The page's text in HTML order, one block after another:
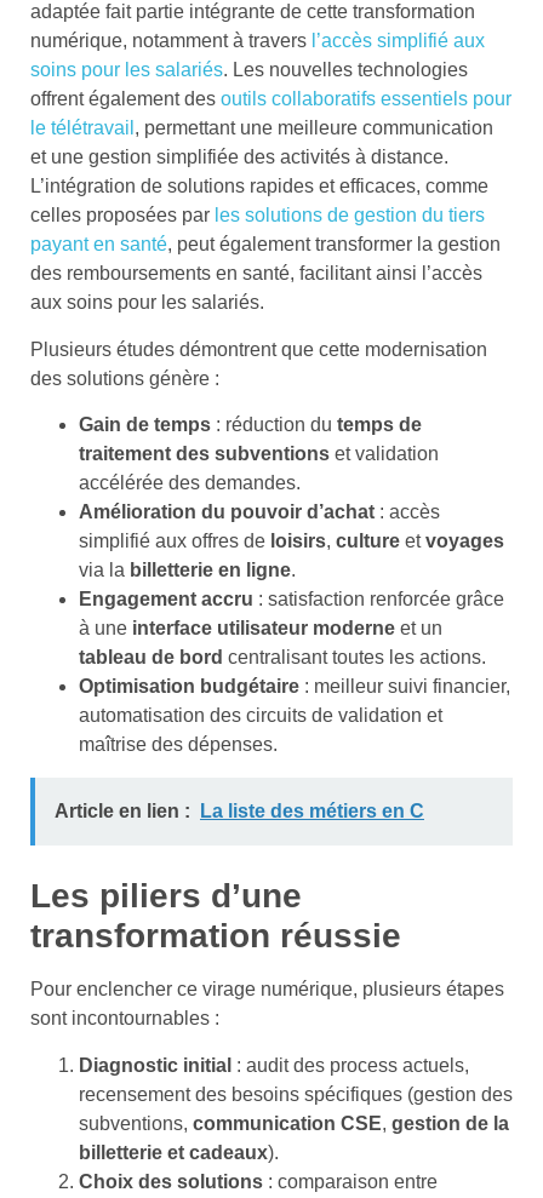
adaptée fait partie intégrante de cette transformation
numérique, notamment à travers l’accès simplifié aux
soins pour les salariés. Les nouvelles technologies
offrent également des outils collaboratifs essentiels pour
le télétravail , permettant une meilleure communication
et une gestion simplifiée des activités à distance.
L’intégration de solutions rapides et efficaces, comme
celles proposées par les solutions de gestion du tiers
payant en santé, peut également transformer la gestion
des remboursements en santé, facilitant ainsi l’accès
aux soins pour les salariés.
Plusieurs études démontrent que cette modernisation
des solutions génère :
Gain de temps : réduction du temps de
traitement des subventions et validation
accélérée des demandes.
Amélioration du pouvoir d’achat : accès
simplifié aux offres de loisirs, culture etvoyages
via la billetterie en ligne.
Engagement accru : satisfaction renforcée grâce
à une interface utilisateur moderne et un
tableau de bord centralisant toutes les actions.
Optimisation budgétaire : meilleur suivi financier,
automatisation des circuits de validation et
maîtrise des dépenses.
Article en lien : La liste des métiers en C
Les piliers d’une
transformation réussie
Pour enclencher ce virage numérique, plusieurs étapes
sont incontournables :
Diagnostic initial : audit des process actuels,
recensement des besoins spécifiques (gestion des
subventions, communication CSE, gestion de la
billetterie et cadeaux).
Choix des solutions : comparaison entre